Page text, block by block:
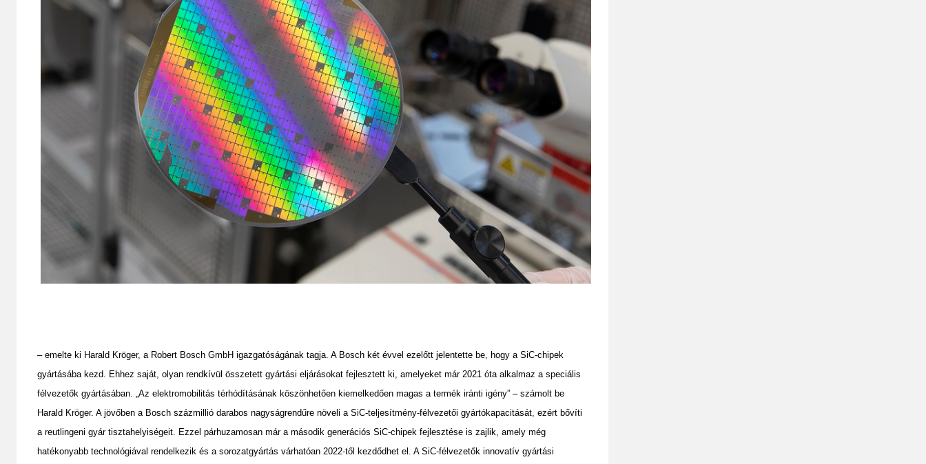
– emelte ki Harald Kröger, a Robert Bosch GmbH igazgatóságának tagja. A Bosch két évvel ezelőtt jelentette be, hogy a SiC-chipek
gyártásába kezd. Ehhez saját, olyan rendkívül összetett gyártási eljárásokat fejlesztett ki, amelyeket már 2021 óta alkalmaz a speciális
félvezetők gyártásában. „Az elektromobilitás térhódításának köszönhetően kiemelkedően magas a termék iránti igény” – számolt be
Harald Kröger. A jövőben a Bosch százmillió darabos nagyságrendűre növeli a SiC-teljesítmény-félvezetői gyártókapacitását, ezért bővíti
a reutlingeni gyár tisztahelyiségeit. Ezzel párhuzamosan már a második generációs SiC-chipek fejlesztése is zajlik, amely még
hatékonyabb technológiával rendelkezik és a sorozatgyártás várhatóan 2022-től kezdődhet el. A SiC-félvezetők innovatív gyártási